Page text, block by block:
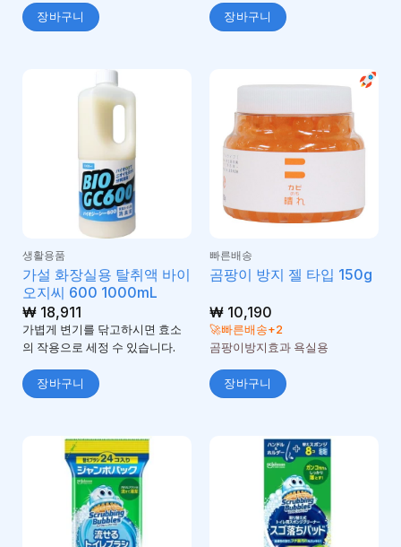
장바구니 장바구니
생활용품
가설 화장실용 탈취액 바이
오지씨 600 1000mL
₩18,911
가볍게 변기를 닦고하시면 효소
의 작용으로 세정 수 있습니다.
장바구니
빠른배송
곰팡이 방지 젤 타입 150g
₩10,190
🚀빠른배송+2
곰팡이방지효과 욕실용
장바구니